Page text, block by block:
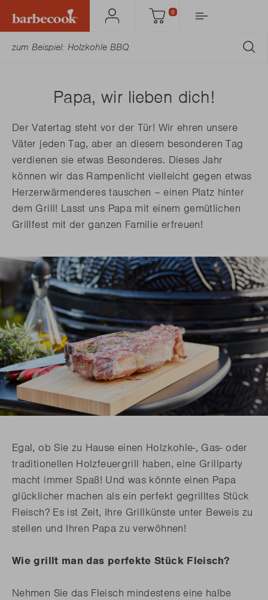
Mein
Einkaufswagen
0
Papa, wir lieben dich!
Der Vatertag steht vor der Tür! Wir ehren unsere
Väter jeden Tag, aber an diesem besonderen Tag
verdienen sie etwas Besonderes. Dieses Jahr
können wir das Rampenlicht vielleicht gegen etwas
Herzerwärmenderes tauschen – einen Platz hinter
dem Grill! Lasst uns Papa mit einem gemütlichen
Grillfest mit der ganzen Familie erfreuen!
Egal, ob Sie zu Hause einen Holzkohle-, Gas- oder
traditionellen Holzfeuergrill haben, eine Grillparty
macht immer Spaß! Und was könnte einen Papa
glücklicher machen als ein perfekt gegrilltes Stück
Fleisch? Es ist Zeit, Ihre Grillkünste unter Beweis zu
stellen und Ihren Papa zu verwöhnen!
Wie grillt man das perfekte Stück Fleisch?
Nehmen Sie das Fleisch mindestens eine halbe